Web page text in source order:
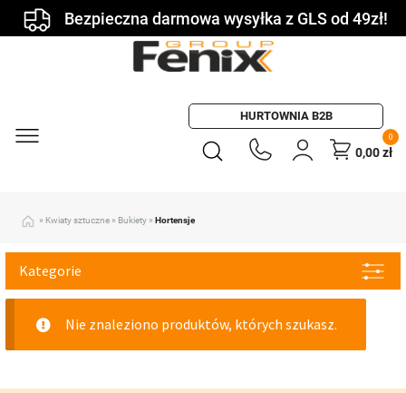
Bezpieczna darmowa wysyłka z GLS od 49zł!
HURTOWNIA B2B
0
0,00zł
» Kwiaty sztuczne » Bukiety » Hortensje
Nie znaleziono produktów, których szukasz.
Kategorie